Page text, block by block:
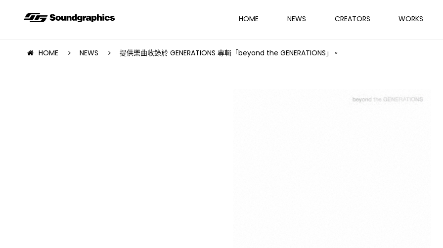
HOME NEWS CREATORS WORKS
HOME NEWS 提供樂曲收錄於 GENERATIONS 專輯「beyond the GENERATIONS」。